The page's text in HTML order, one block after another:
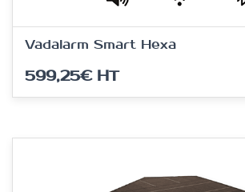
Vadalarm Smart Hexa
599,25€ HT